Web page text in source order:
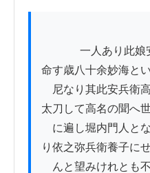
命す歳八十余妙海と
尼なり其此安兵衛
太刀して高名の聞へ
に遍し堀内門人と
り依之弥兵衛養子に
んと望みけれとも